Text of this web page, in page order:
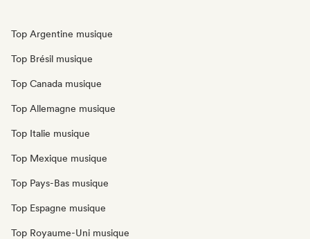
Top Argentine musique
Top Brésil musique
Top Canada musique
Top Allemagne musique
Top Italie musique
Top Mexique musique
Top Pays-Bas musique
Top Espagne musique
Top Royaume-Uni musique